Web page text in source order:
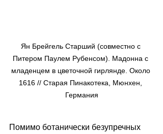
Ян Брейгель Старший (совместно с
Питером Паулем Рубенсом). Мадонна с
младенцем в цветочной гирлянде. Около
1616 // Старая Пинакотека, Мюнхен,
Германия
Помимо ботанически безупречных